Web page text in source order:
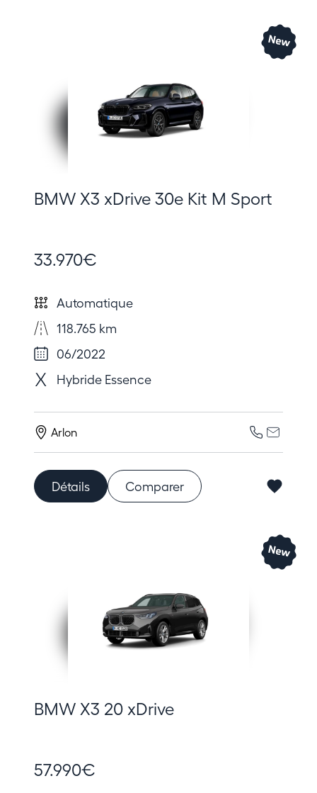
BMW X3 xDrive 30e Kit M Sport
33.970€
Automatique
118.765 km
06/2022
Hybride Essence
Arlon
Détails Comparer
BMW X3 20 xDrive
57.990€